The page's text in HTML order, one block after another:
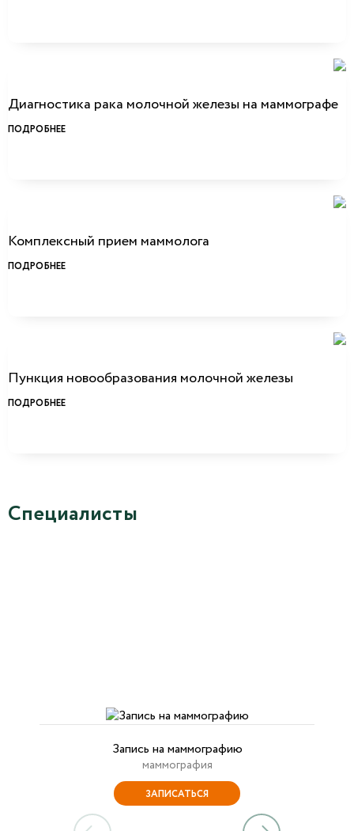
Диагностика рака молочной железы на маммографе
ПОДРОБНЕЕ
Комплексный прием маммолога
ПОДРОБНЕЕ
Пункция новообразования молочной железы
ПОДРОБНЕЕ
Специалисты
Запись на маммографию
маммография
ЗАПИСАТЬСЯ